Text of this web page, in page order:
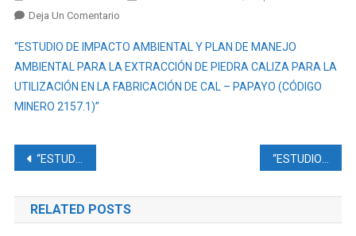
Deja Un ComentarioEn
DE
IMPACTO
AMBIENTAL
PARA
LA
“ESTUDIO DE IMPACTO AMBIENTAL Y PLAN DE MANEJO
AMBIENTAL PARA LA EXTRACCIÓN DE PIEDRA CALIZA PARA LA
UTILIZACIÓN EN LA FABRICACIÓN DE CAL – PAPAYO (CÓDIGO
MINERO 2157.1)”
Navegación
de
entradas
“ESTUDIO COMPLEMENTARIO A LA ACTUALIZACIÓN DEL PLAN DE MANEJOAMBIENTAL PARA LA UNIFICACIÓN DE LICENCIAS AMBIENTALES DEL BLOQUE 53 SINGUE, PARA LA CONSTRUCCIÓN DE LA PLATAFORMA SINGUE NORTE, ASÍ COMO LA VÍA DE ACCESO Y LÍNEA DE FLUJO DE SINGUE NORTE A SINGUE B
RELATED POSTS